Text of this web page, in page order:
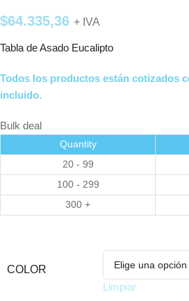
$64.335,36 + IVA
Tabla de Asado Eucalipto
Todos los productos están cotizados
incluido.
Bulk deal
Quantity
20 - 99
100 - 299
300 +
COLOR
Limpiar